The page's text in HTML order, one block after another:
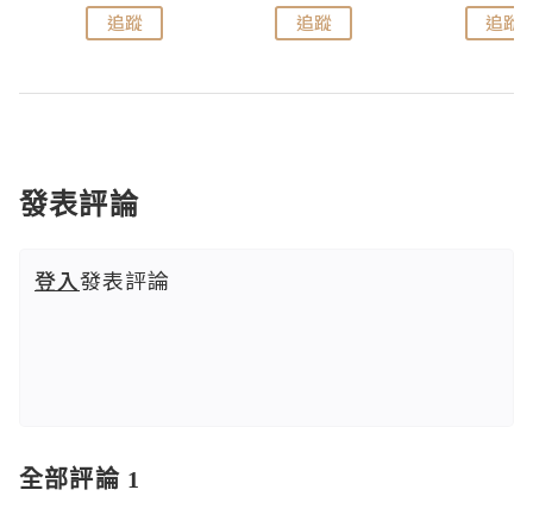
追蹤 追蹤 追蹤
發表評論
登入發表評論
全部評論 1